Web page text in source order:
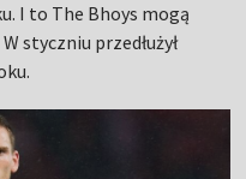
I to The Bhoys mogą
styczniu przedłużył